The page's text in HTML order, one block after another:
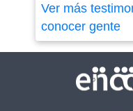
Ver más
conocer gente